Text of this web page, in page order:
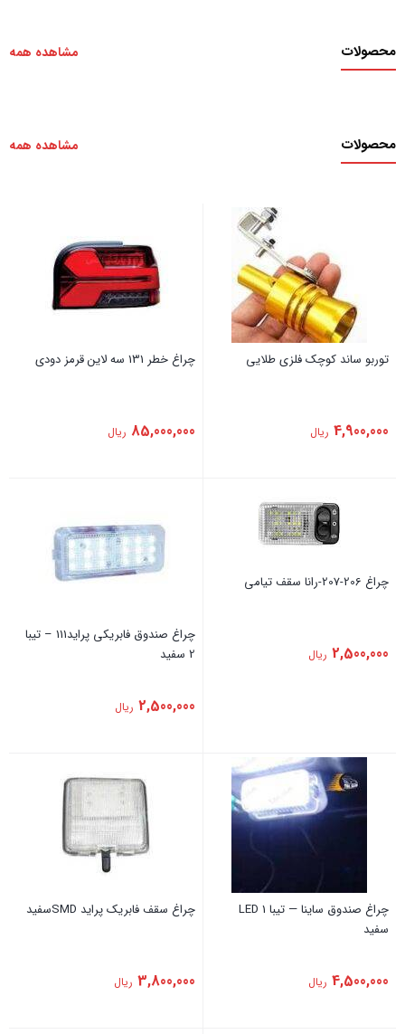
محصولات مشاهده همه
محصولات مشاهده همه
توربو ساند کوچک فلزی طلایی
4,900,000 ریال
چراغ خطر 131 سه لاین قرمز دودی
85,000,000 ریال
چراغ 206-207-رانا سقف تیامی
2,500,000 ریال
چراغ صندوق فابریکی پراید111 – تیبا
2 سفید
2,500,000 ریال
چراغ صندوق ساینا — تیبا 1 LED
سفید
4,500,000 ریال
چراغ سقف فابریک ‏پراید SMDسفید
3,800,000 ریال